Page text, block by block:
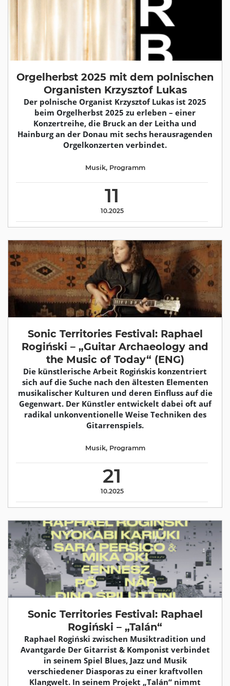
Orgelherbst 2025 mit dem polnischen
Organisten Krzysztof Lukas
Der polnische Organist Krzysztof Lukas ist 2025
beim Orgelherbst 2025 zu erleben – einer
Konzertreihe, die Bruck an der Leitha und
Hainburg an der Donau mit sechs herausragenden
Orgelkonzerten verbindet.
11
10.2025
Musik, Programm
Sonic Territories Festival: Raphael
Rogiński – „Guitar Archaeology and
the Music of Today“ (ENG)
Die künstlerische Arbeit Rogińskis konzentriert
sich auf die Suche nach den ältesten Elementen
musikalischer Kulturen und deren Einfluss auf die
Gegenwart. Der Künstler entwickelt dabei oft auf
radikal unkonventionelle Weise Techniken des
Gitarrenspiels.
21
10.2025
Musik, Programm
Sonic Territories Festival: Raphael
Rogiński – „Talán“
Raphael Rogiński zwischen Musiktradition und
Avantgarde Der Gitarrist & Komponist verbindet
in seinem Spiel Blues, Jazz und Musik
verschiedener Diasporas zu einer kraftvollen
Klangwelt. In seinem Projekt „Talán“ nimmt